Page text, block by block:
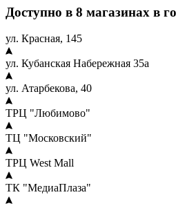
Доступно в 8 магазинах в
ул. Красная, 145
ул. Кубанская Набережная 35а
ул. Атарбекова, 40
ТРЦ "Любимово"
ТЦ "Московский"
ТРЦ West Mall
ТК "МедиаПлаза"